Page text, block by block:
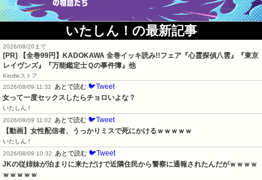
いたしん！の最新記事
2026/08/20まで
[PR]
【全巻99円】KADOKAWA 全巻イッキ読み!!フェア『心霊探偵八雲』『東京
レイヴンズ』『万能鑑定士Ｑの事件簿』他
Kindleストア
2026/08/09 11:32 あとで読む 🐦Tweet
女って一度セックスしたらチョロいよな？
いたしん！
2026/08/09 11:02 あとで読む 🐦Tweet
【動画】女性配信者、うっかりミスで死にかけるｗｗｗｗｗ
いたしん！
2026/08/09 10:32 あとで読む 🐦Tweet
JKの従姉妹が泊まりに来ただけで近隣住民から警察に通報されたんだがｗｗｗｗ
ｗｗｗｗｗ